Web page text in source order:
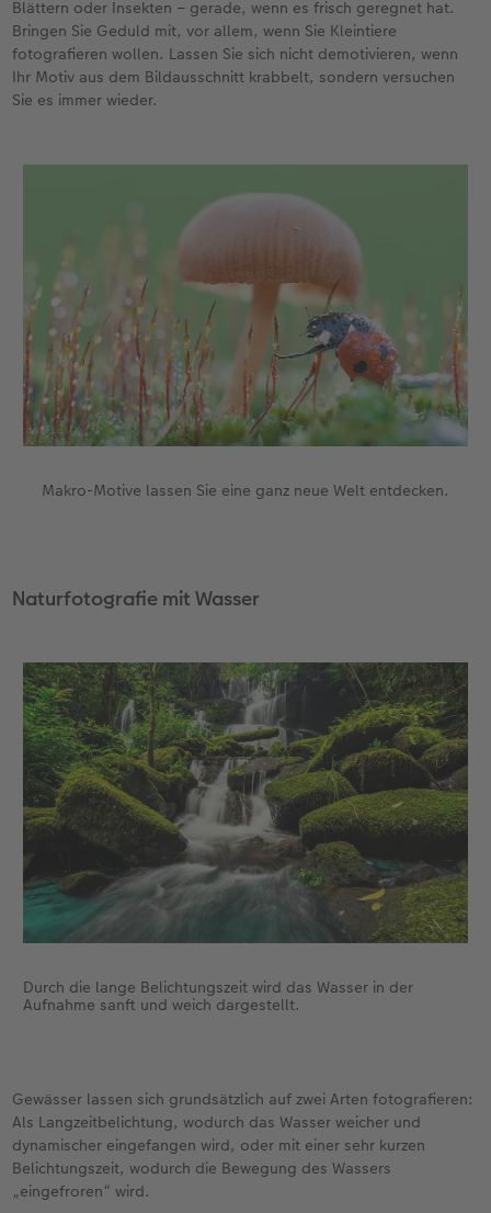
Blättern oder Insekten – gerade, wenn es frisch geregnet hat.
Bringen Sie Geduld mit, vor allem, wenn Sie Kleintiere
fotografieren wollen. Lassen Sie sich nicht demotivieren, wenn
Ihr Motiv aus dem Bildausschnitt krabbelt, sondern versuchen
Sie es immer wieder.
Makro-Motive lassen Sie eine ganz neue Welt entdecken.
Naturfotografie mit Wasser
Durch die lange Belichtungszeit wird das Wasser in der
Aufnahme sanft und weich dargestellt.
Gewässer lassen sich grundsätzlich auf zwei Arten fotografieren:
Als Langzeitbelichtung, wodurch das Wasser weicher und
dynamischer eingefangen wird, oder mit einer sehr kurzen
Belichtungszeit, wodurch die Bewegung des Wassers
„eingefroren“ wird.